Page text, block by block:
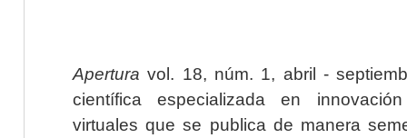
Apertura vol. 18, núm. 1, abril -
científica especializada en
virtuales que se publica de manera